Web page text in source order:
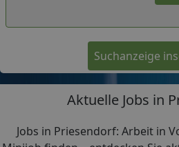
Suchanzeige
Aktuelle Jobs in
Jobs in Priesendorf: Arbeit in